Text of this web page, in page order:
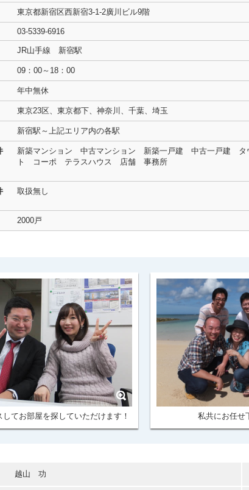
東京都新宿区西新宿3-1-2廣川ビル9階
03-5339-6916
JR山手線 新宿駅
09：00～18：00
年中無休
東京23区、東京都下、神奈川、千葉、埼玉
新宿駅～上記エリア内の各駅
新築マンション 中古マンション 新築一戸建 中古一戸建 タ
ト コーポ テラスハウス 店舗 事務所
取扱無し
2000戸
してお部屋を探していただけます！ 私共にお任せ
越山 功